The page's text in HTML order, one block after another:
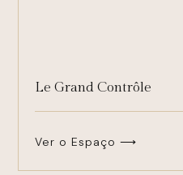
Le Grand Contrôle
Ver o Espaço ⟶